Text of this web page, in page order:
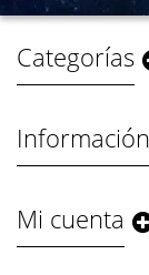
Categorías
Información
Mi cuenta